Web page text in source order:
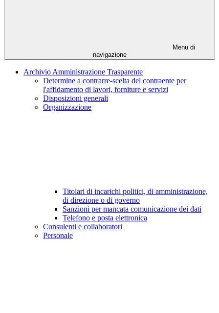
Menu di
navigazione
Archivio Amministrazione Trasparente
Determine a contrarre-scelta del contraente per
l'affidamento di lavori, forniture e servizi
Disposizioni generali
Organizzazione
Titolari di incarichi politici, di amministrazione,
di direzione o di governo
Sanzioni per mancata comunicazione dei dati
Telefono e posta elettronica
Consulenti e collaboratori
Personale